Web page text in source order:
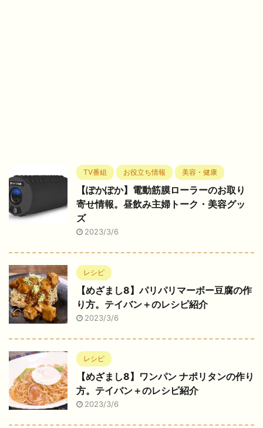
TV番組 お役立ち情報 美容・健康
【ぽかぽか】電動筋膜ローラーのお取り
寄せ情報。昼飲み主婦トーク・美容グッ
ズ
2023/3/6
レシピ
【めざまし8】パリパリマーボー豆腐の作
り方。テイバン＋のレシピ紹介
2023/3/6
レシピ
【めざまし8】ワンパン ナポリタンの作り
方。テイバン＋のレシピ紹介
2023/3/6